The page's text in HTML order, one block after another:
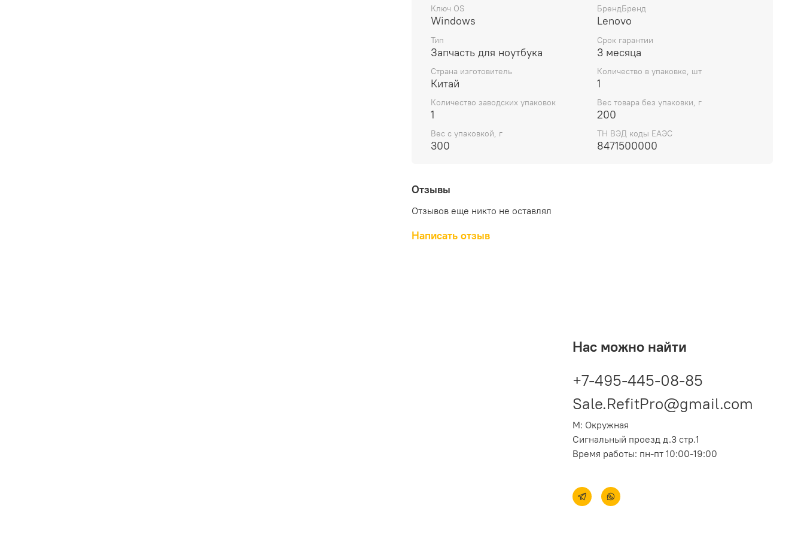
Выбирая материнскую плату для ноутбука Lenovo ThinkPad Yoga 370 i5-
7200U 8G LTE-A WIN YT NA (01HY177), вы получаете оригинальную
запчасть от известного бренда, которая обеспечит стабильную работу
вашего устройства и продлит его срок службы.
Ключ OS
Windows
БрендБренд
Lenovo
Тип
Запчасть для ноутбука
Срок гарантии
3 месяца
Страна изготовитель
Китай
Количество в упаковке, шт
1
Количество заводских упаковок
1
Вес товара без упаковки, г
200
Вес с упаковкой, г
300
ТН ВЭД коды ЕАЭС
8471500000
Отзывы
Отзывов еще никто не оставлял
Написать отзыв
Нас можно найти
+7-495-445-08-85
Sale.RefitPro@gmail.com
М: Окружная
Сигнальный проезд д.3 стр.1
Время работы: пн-пт 10:00-19:00